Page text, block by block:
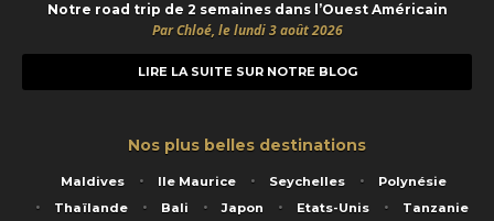
Notre road trip de 2 semaines dans l’Ouest Américain
Par Chloé, le lundi 3 août 2026
LIRE LA SUITE SUR NOTRE BLOG
Nos plus belles destinations
Maldives Ile Maurice Seychelles
Polynésie
Thaïlande
Bali Japon Etats-Unis Tanzanie